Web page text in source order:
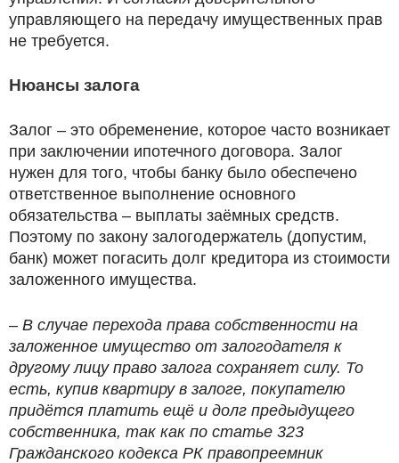
управляющего на передачу имущественных прав
не требуется.
Нюансы залога
Залог – это обременение, которое часто возникает
при заключении ипотечного договора. Залог
нужен для того, чтобы банку было обеспечено
ответственное выполнение основного
обязательства – выплаты заёмных средств.
Поэтому по закону залогодержатель (допустим,
банк) может погасить долг кредитора из стоимости
заложенного имущества.
– В случае перехода права собственности на
заложенное имущество от залогодателя к
другому лицу право залога сохраняет силу. То
есть, купив квартиру в залоге, покупателю
придётся платить ещё и долг предыдущего
собственника, так как по статье 323
Гражданского кодекса РК правопреемник